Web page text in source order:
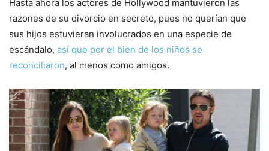
Hasta ahora los actores de Hollywood mantuvieron las
razones de su divorcio en secreto, pues no querían que
sus hijos estuvieran involucrados en una especie de
escándalo, así que por el bien de los niños se
reconciliaron, al menos como amigos.